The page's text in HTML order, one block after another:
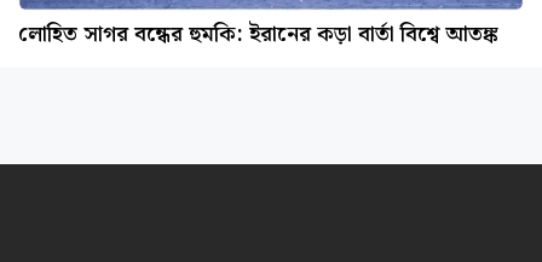
লোহিত সাগর বন্ধের হুমকি: ইরানের কড়া বার্তা বিশ্বে আতঙ্ক